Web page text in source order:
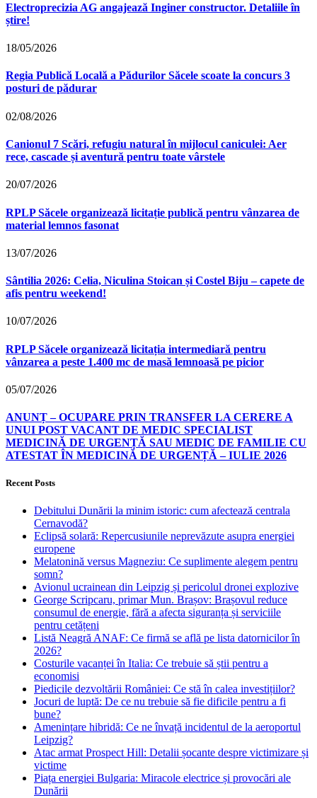
Electroprecizia AG angajează Inginer constructor. Detaliile în
știre!
18/05/2026
Regia Publică Locală a Pădurilor Săcele scoate la concurs 3
posturi de pădurar
02/08/2026
Canionul 7 Scări, refugiu natural în mijlocul caniculei: Aer
rece, cascade și aventură pentru toate vârstele
20/07/2026
RPLP Săcele organizează licitație publică pentru vânzarea de
material lemnos fasonat
13/07/2026
Sântilia 2026: Celia, Niculina Stoican și Costel Biju – capete de
afis pentru weekend!
10/07/2026
RPLP Săcele organizează licitația intermediară pentru
vânzarea a peste 1.400 mc de masă lemnoasă pe picior
05/07/2026
ANUNȚ – OCUPARE PRIN TRANSFER LA CERERE A
UNUI POST VACANT DE MEDIC SPECIALIST
MEDICINĂ DE URGENȚĂ SAU MEDIC DE FAMILIE CU
ATESTAT ÎN MEDICINĂ DE URGENȚĂ – IULIE 2026
Recent Posts
Debitului Dunării la minim istoric: cum afectează centrala
Cernavodă?
Eclipsă solară: Repercusiunile neprevăzute asupra energiei
europene
Melatonină versus Magneziu: Ce suplimente alegem pentru
somn?
Avionul ucrainean din Leipzig și pericolul dronei explozive
George Scripcaru, primar Mun. Brașov: Brașovul reduce
consumul de energie, fără a afecta siguranța și serviciile
pentru cetățeni
Listă Neagră ANAF: Ce firmă se află pe lista datornicilor în
2026?
Costurile vacanței în Italia: Ce trebuie să știi pentru a
economisi
Piedicile dezvoltării României: Ce stă în calea investițiilor?
Jocuri de luptă: De ce nu trebuie să fie dificile pentru a fi
bune?
Amenințare hibridă: Ce ne învață incidentul de la aeroportul
Leipzig?
Atac armat Prospect Hill: Detalii șocante despre victimizare și
victime
Piața energiei Bulgaria: Miracole electrice și provocări ale
Dunării